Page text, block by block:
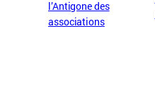
l’Antigone des
associations